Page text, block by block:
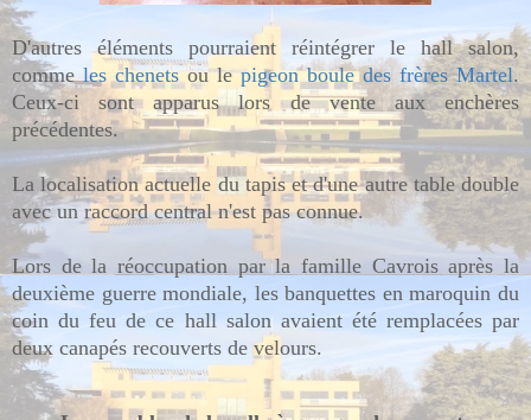
D'autres éléments pourraient réintégrer le hall salon,
commeles chenetsou le pigeon boule des frères Martel.
Ceux-ci sont apparus lors de vente aux enchères
précédentes.
La localisation actuelle du tapis et d'une autre table double
avec un raccord central n'est pas connue.
Lors de la réoccupation par la famille Cavrois après la
deuxième guerre mondiale, les banquettes en maroquin du
coin du feu de ce hall salon avaient été remplacées par
deux canapés recouverts de velours.